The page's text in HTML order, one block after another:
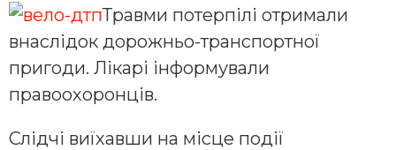
Травми потерпілі отримали
внаслідок дорожньо-транспортної
пригоди. Лікарі інформували
правоохоронців.
Слідчі виїхавши на місце події